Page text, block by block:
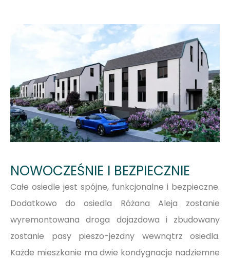
grafitowy o grubości 20 cm do ocieplenia ścian
budynku. Prosta forma dachu umożliwia również
montaż instalacji fotowoltaicznej jako opcji. Domy
są wyposażone we wszystkie niezbędne media:
wodę, prąd, gaz (w tym ogrzewanie gazowe),
kanalizację i światłowód, a także w drenaż
opaskowy i instalację odgromową.
Używamy wyłącznie najwyższej jakości
najlepszymi lokalnymi dostawcami, co
gwarantuje solidność wykonania oraz
długowieczność całej konstrukcji.
Wszystkie domy oddajemy w stanie
deweloperskim, przygotowane do wykończenia
zgodnie z indywidualnymi potrzebami
mieszkańców. Do każdego segmentu prowadzi
NOWOCZEŚNIE I BEZPIECZNIE
Całe osiedle jest spójne, funkcjonalne i bezpieczne.
Dodatkowo do osiedla Różana Aleja zostanie
wyremontowana droga dojazdowa i zbudowany
zostanie pasy pieszo-jezdny wewnątrz osiedla.
Każde mieszkanie ma dwie kondygnacje nadziemne